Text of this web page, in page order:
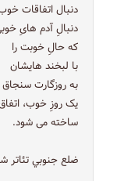
دنبال اتفاقات
دنبالِ آدم هایِ
که حالِ خوبت را
با لبخند هایشان
به روزگارت
یک روزِ خوب،
ساخته می شود.
ضلع جنوبي تئاتر